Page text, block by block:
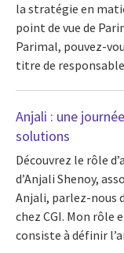
la stratégie en
point de vue de
Parimal, pouvez-
titre de
Anjali : une
solutions
Découvrez le rôle
d’Anjali Shenoy,
Anjali, parlez-nous
chez CGI. Mon rôle
consiste à définir